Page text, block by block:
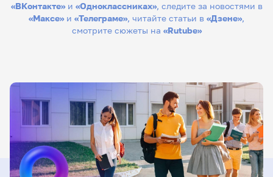
«ВКонтакте»и «Одноклассниках», следите за новостями в
«Максе» и «Телеграме», читайте статьи в «Дзене»,
смотрите сюжеты на «Rutube»